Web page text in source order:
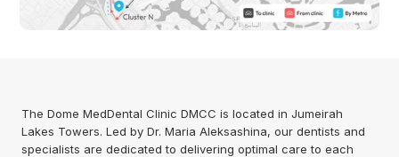
The Dome MedDental Clinic DMCC is located in Jumeirah
Lakes Towers. Led by Dr. Maria Aleksashina, our dentists and
specialists are dedicated to delivering optimal care to each